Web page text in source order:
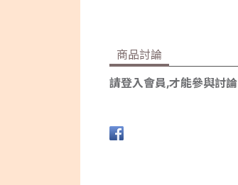
商品討論
請登入會員,才能參與討論